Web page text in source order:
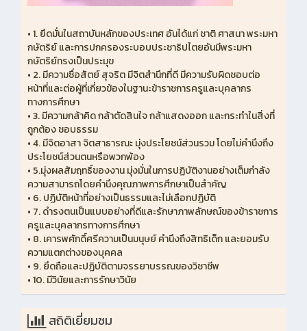
•1. ยึดมั่นในสถาบันหลักของประเทศ อันได้แก่ ชาติ ศาสนา พระมหา
กษัตริย์ และการปกครองระบอบประชาธิปไตยอันมีพระมหา
กษัตริย์ทรงเป็นประมุข
• 2. มีความซื่อสัตย์ สุจริต มีจิตสำนึกที่ดี มีความรับผิดชอบต่อ
หน้าที่และต่อผู้ที่เกี่ยวข้องในฐานะข้าราชการครูและบุคลากร
ทางการศึกษา
•3. มีความกล้าคิด กล้าตัดสินใจ กล้าแสดงออก และกระทำในสิ่งที่
ถูกต้อง ชอบธรรม
•4. มีจิตอาสา จิตสาธารณะ มุ่งประโยชน์ส่วนรวม โดยไม่คำนึงถึง
ประโยชน์ส่วนตนหรือพวกพ้อง
• 5.มุ่งผลสัมฤทธิ์ของงาน มุ่งมั่นในการปฏิบัติงานอย่างเต็มกำลัง
ความสามารถโดยคำนึงคุณภาพการศึกษาเป็นสำคัญ
• 6. ปฏิบัติหน้าที่อย่างเป็นธรรมและไม่เลือกปฏิบัติ
• 7. ดำรงตนเป็นแบบอย่างที่ดีและรักษาภาพลักษณ์ของข้าราชการ
ครูและบุคลากรทางการศึกษา
• 8. เคารพศักดิ์ศรีความเป็นมนุษย์ คำนึงถึงสิทธิเด็ก และยอมรับ
ความแตกต่างของบุคคล
• 9. ยึดถือและปฏิบัติตามจรรยาบรรณของวิชาชีพ
•10. มีวินัยและการรักษาวินัย
สถิติเยี่ยมชม